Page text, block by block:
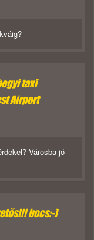
taxi
Airport
Városba jó
bocs:-)